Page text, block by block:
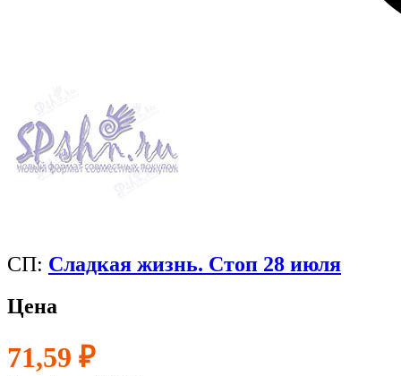
СП: Сладкая жизнь. Стоп 28 июля
Цена
71,59 ₽